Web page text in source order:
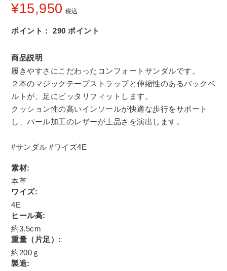
¥15,950 税込
ポイント： 290 ポイント
商品説明
履きやすさにこだわったコンフォートサンダルです。
２本のマジックテープストラップと伸縮性のあるバックベ
ルトが、足にピッタリフィットします。
クッション性の高いインソールが快適な歩行をサポート
し、パール加工のレザーが上品さを演出します。
#サンダル #ワイズ4E
素材:
本革
ワイズ:
4E
ヒール高:
約3.5cm
重量（片足）:
約200ｇ
製造: